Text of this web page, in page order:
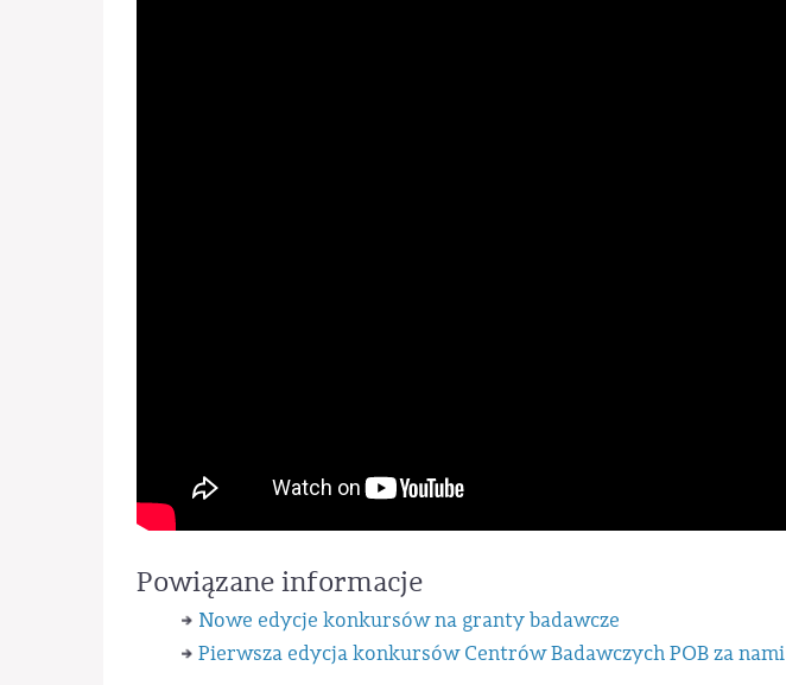
Powiązane informacje
Nowe edycje konkursów na granty badawcze
Pierwsza edycja konkursów Centrów Badawczych POB za nami